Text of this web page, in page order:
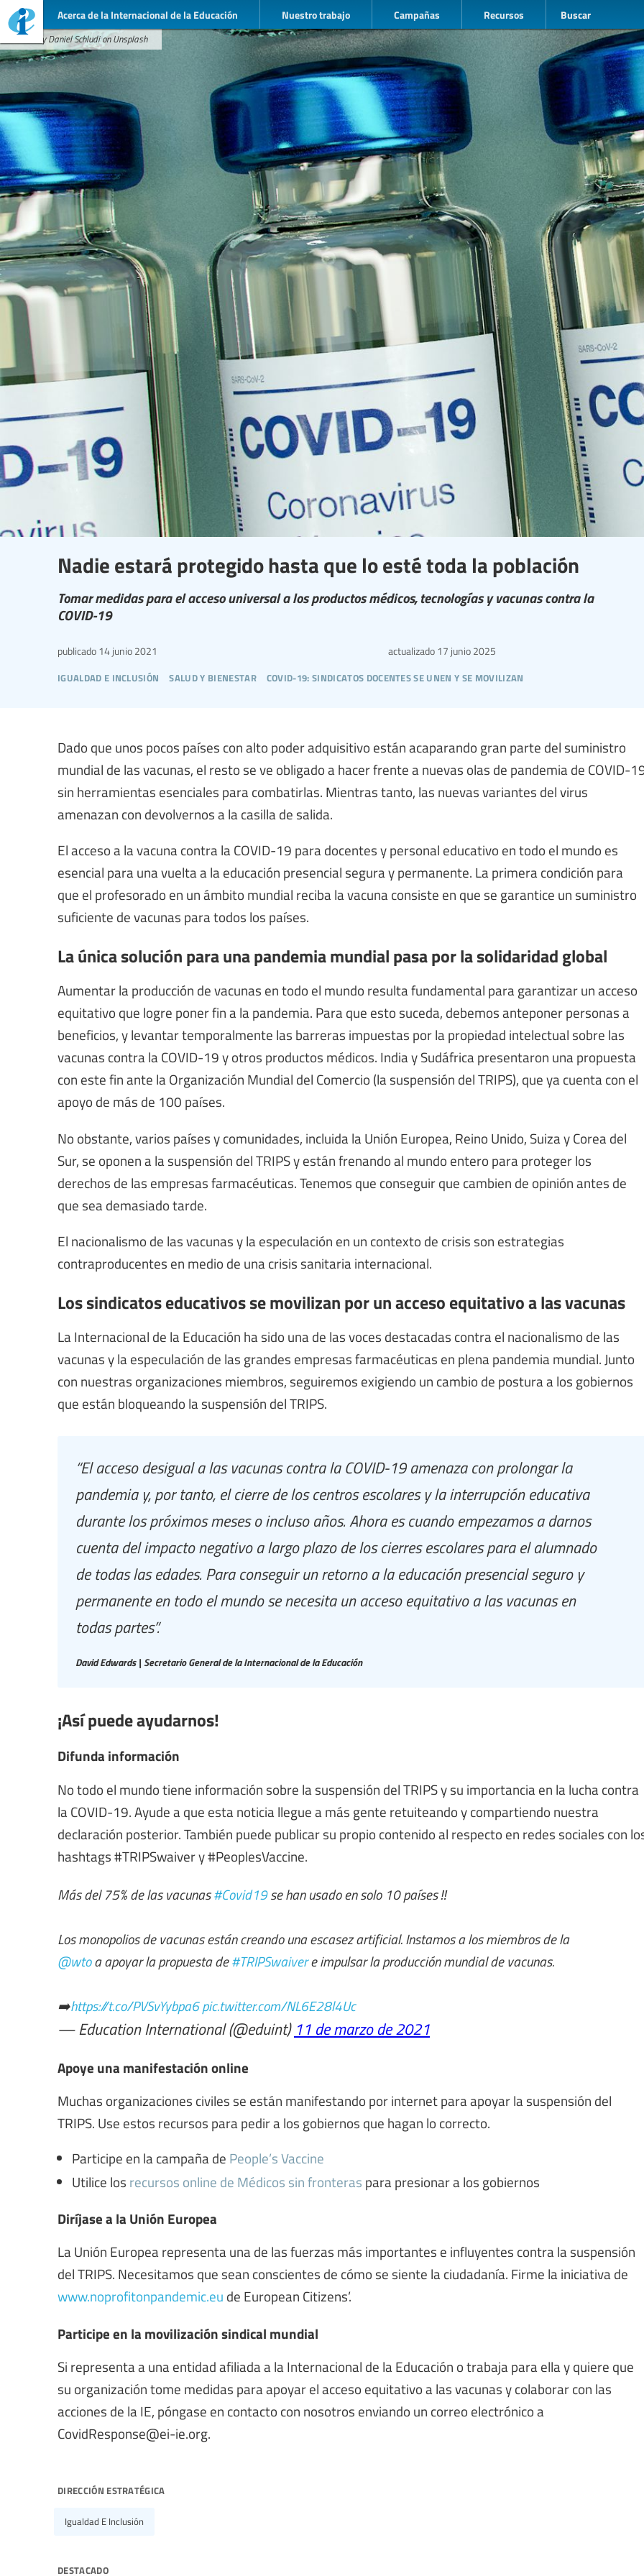
Acerca de la Internacional de la Educación Nuestro trabajo Campañas Recursos Buscar
Photo by Daniel Schludi on Unsplash
Nadie estará protegido hasta que lo esté toda la población
Tomar medidas para el acceso universal a los productos médicos, tecnologías y vacunas contra la
COVID-19
igualdad e inclusión salud y bienestar covid-19: sindicatos docentes se unen y se movilizan
publicado 14 junio 2021 actualizado 17 junio 2025
Dado que unos pocos países con alto poder adquisitivo están acaparando gran parte del suministro
mundial de las vacunas, el resto se ve obligado a hacer frente a nuevas olas de pandemia de COVID-
sin herramientas esenciales para combatirlas. Mientras tanto, las nuevas variantes del virus
amenazan con devolvernos a la casilla de salida.
El acceso a la vacuna contra la COVID-19 para docentes y personal educativo en todo el mundo es
esencial para una vuelta a la educación presencial segura y permanente. La primera condición para
que el profesorado en un ámbito mundial reciba la vacuna consiste en que se garantice un suministro
suficiente de vacunas para todos los países.
La única solución para una pandemia mundial pasa por la solidaridad global
Aumentar la producción de vacunas en todo el mundo resulta fundamental para garantizar un acceso
equitativo que logre poner fin a la pandemia. Para que esto suceda, debemos anteponer personas a
beneficios, y levantar temporalmente las barreras impuestas por la propiedad intelectual sobre las
vacunas contra la COVID-19 y otros productos médicos. India y Sudáfrica presentaron una propuesta
con este fin ante la Organización Mundial del Comercio (la suspensión del TRIPS), que ya cuenta con el
apoyo de más de 100 países.
No obstante, varios países y comunidades, incluida la Unión Europea, Reino Unido, Suiza y Corea del
Sur, se oponen a la suspensión del TRIPS y están frenando al mundo entero para proteger los
derechos de las empresas farmacéuticas. Tenemos que conseguir que cambien de opinión antes de
que sea demasiado tarde.
El nacionalismo de las vacunas y la especulación en un contexto de crisis son estrategias
contraproducentes en medio de una crisis sanitaria internacional.
Los sindicatos educativos se movilizan por un acceso equitativo a las vacunas
La Internacional de la Educación ha sido una de las voces destacadas contra el nacionalismo de las
vacunas y la especulación de las grandes empresas farmacéuticas en plena pandemia mundial. Junto
con nuestras organizaciones miembros, seguiremos exigiendo un cambio de postura a los gobiernos
que están bloqueando la suspensión del TRIPS.
“El acceso desigual a las vacunas contra la COVID-19 amenaza con prolongar la
pandemia y, por tanto, el cierre de los centros escolares y la interrupción educativa
durante los próximos meses o incluso años. Ahora es cuando empezamos a darnos
cuenta del impacto negativo a largo plazo de los cierres escolares para el alumnado
de todas las edades. Para conseguir un retorno a la educación presencial seguro y
permanente en todo el mundo se necesita un acceso equitativo a las vacunas en
todas partes”.
David Edwards | Secretario General de la Internacional de la Educación
¡Así puede ayudarnos!
Difunda información
No todo el mundo tiene información sobre la suspensión del TRIPS y su importancia en la lucha contra
la COVID-19. Ayude a que esta noticia llegue a más gente retuiteando y compartiendo nuestra
declaración posterior. También puede publicar su propio contenido al respecto en redes sociales con
hashtags #TRIPSwaiver y #PeoplesVaccine.
Más del 75% de las vacunas#Covid19se han usado en solo 10 países ‼️
Los monopolios de vacunas están creando una escasez artificial. Instamos a los miembros de la
@wtoa apoyar la propuesta de#TRIPSwaivere impulsar la producción mundial de vacunas.
➡️https://t.co/PVSvYybpa6pic.twitter.com/NL6E28l4Uc
— Education International (@eduint) 11 de marzo de 2021
Apoye una manifestación online
Muchas organizaciones civiles se están manifestando por internet para apoyar la suspensión del
TRIPS. Use estos recursos para pedir a los gobiernos que hagan lo correcto.
Participe en la campaña de People’s Vaccine
Utilice los recursos online de Médicos sin fronteras para presionar a los gobiernos
Diríjase a la Unión Europea
La Unión Europea representa una de las fuerzas más importantes e influyentes contra la suspensión
del TRIPS. Necesitamos que sean conscientes de cómo se siente la ciudadanía. Firme la iniciativa de
www.noprofitonpandemic.eu de European Citizens’.
Participe en la movilización sindical mundial
Si representa a una entidad afiliada a la Internacional de la Educación o trabaja para ella y quiere que
su organización tome medidas para apoyar el acceso equitativo a las vacunas y colaborar con las
acciones de la IE, póngase en contacto con nosotros enviando un correo electrónico a
CovidResponse@ei-ie.org.
dirección estratégica
Igualdad E Inclusión
destacado